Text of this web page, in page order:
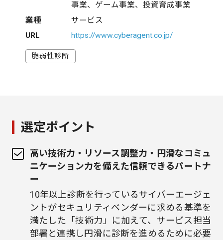
事業、ゲーム事業、投資育成事業
業種
サービス
URL
https://www.cyberagent.co.jp/
脆弱性診断
選定ポイント
高い技術力・リソース調整力・円滑なコミュ
ニケーション力を備えた信頼できるパートナ
ー
10年以上診断を行っているサイバーエージェ
ントがセキュリティベンダーに求める基準を
満たした「技術力」に加えて、サービス担当
部署と連携し円滑に診断を進めるために必要